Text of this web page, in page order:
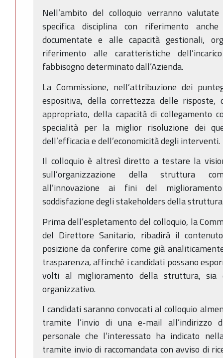
Nell’ambito del colloquio verranno
specifica disciplina con riferimento
documentate e alle capacità gestionali,
riferimento alle caratteristiche
fabbisogno determinato dall’Azienda.
La Commissione, nell’attribuzione dei
espositiva, della correttezza delle risposte,
appropriato, della capacità di collegamento
specialità per la miglior risoluzione dei
dell’efficacia e dell’economicità degli interventi.
Il colloquio è altresì diretto a testare la
sull’organizzazione della struttura
all’innovazione ai fini del
soddisfazione degli stakeholders della
Prima dell’espletamento del colloquio, la
del Direttore Sanitario, ribadirà il
posizione da conferire come già
trasparenza, affinché i candidati possano
volti al miglioramento della struttura,
organizzativo.
I candidati saranno convocati al colloquio
tramite l’invio di una e-mail all’indirizzo
personale che l’interessato ha indicato
tramite invio di raccomandata con avviso di